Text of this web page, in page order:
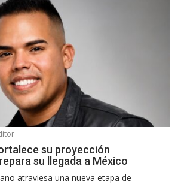
su proyección
su llegada a México
atraviesa una nueva etapa de